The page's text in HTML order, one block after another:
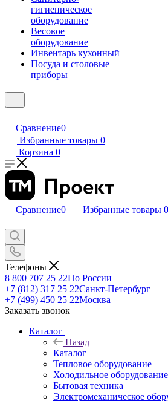
гигиеническое
оборудование
Весовое
оборудование
Инвентарь кухонный
Посуда и столовые
приборы
Сравнение0
Избранные товары 0
Корзина 0
Сравнение0 Избранные товары 0
Телефоны
8 800 707 25 22По России
+7 (812) 317 25 22Санкт-Петербург
+7 (499) 450 25 22Москва
Заказать звонок
Каталог
Назад
Каталог
Тепловое оборудование
Холодильное оборудование
Бытовая техника
Электромеханическое